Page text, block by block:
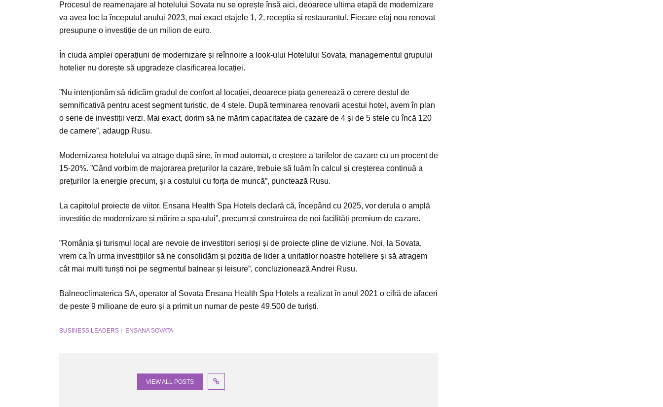
Procesul de reamenajare al hotelului Sovata nu se oprește însă aici, deoarece ultima etapă de modernizare
va avea loc la începutul anului 2023, mai exact etajele 1, 2, recepția si restaurantul. Fiecare etaj nou renovat
presupune o investiție de un milion de euro.
În ciuda amplei operațiuni de modernizare și reînnoire a look-ului Hotelului Sovata, managementul grupului
hotelier nu dorește să upgradeze clasificarea locației.
”Nu intenționăm să ridicăm gradul de confort al locației, deoarece piața generează o cerere destul de
semnificativă pentru acest segment turistic, de 4 stele. După terminarea renovarii acestui hotel, avem în plan
o serie de investiții verzi. Mai exact, dorim să ne mărim capacitatea de cazare de 4 și de 5 stele cu încă 120
de camere”, adaugp Rusu.
Modernizarea hotelului va atrage după sine, în mod automat, o creștere a tarifelor de cazare cu un procent de
15-20%. ”Când vorbim de majorarea prețurilor la cazare, trebuie să luăm în calcul și creșterea continuă a
prețurilor la energie precum, și a costului cu forța de muncă”, punctează Rusu.
La capitolul proiecte de viitor, Ensana Health Spa Hotels declară că, începând cu 2025, vor derula o amplă
investiție de modernizare și mărire a spa-ului”, precum și construirea de noi facilități premium de cazare.
”România și turismul local are nevoie de investitori serioși și de proiecte pline de viziune. Noi, la Sovata,
vrem ca în urma investițiilor să ne consolidăm și pozitia de lider a unitatilor noastre hoteliere și să atragem
cât mai multi turiști noi pe segmentul balnear și leisure”, concluzionează Andrei Rusu.
Balneoclimaterica SA, operator al Sovata Ensana Health Spa Hotels a realizat în anul 2021 o cifră de afaceri
de peste 9 milioane de euro și a primit un numar de peste 49.500 de turiști.
BUSINESS LEADERS ENSANA SOVATA
VIEW ALL POSTS